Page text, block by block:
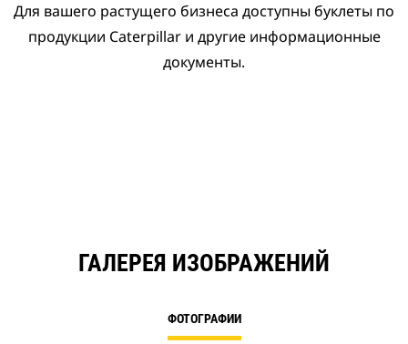
Для вашего растущего бизнеса доступны буклеты по
продукции Caterpillar и другие информационные
документы.
ГАЛЕРЕЯ ИЗОБРАЖЕНИЙ
ФОТОГРАФИИ